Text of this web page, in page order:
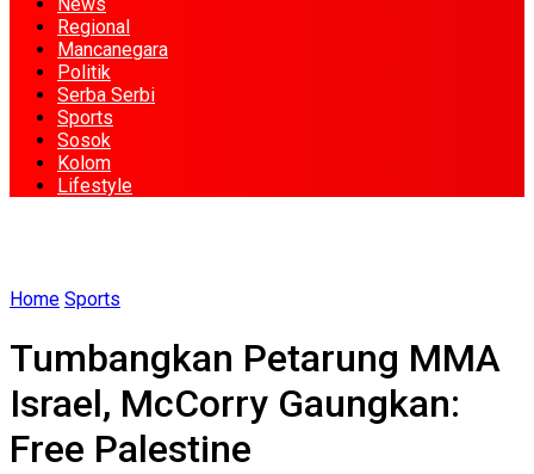
Regional
Mancanegara
Politik
Serba Serbi
Sports
Sosok
Kolom
Lifestyle
Home Sports
Tumbangkan Petarung MMA
Israel, McCorry Gaungkan:
Free Palestine